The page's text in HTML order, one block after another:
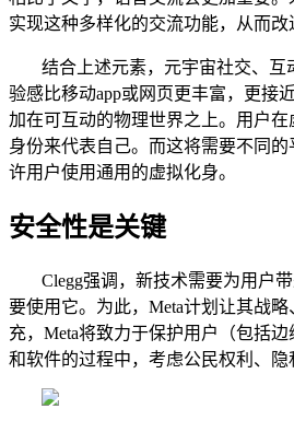
实现这种多样化的交流功能，从而改
结合上述元素，元宇宙社交、互
验感比移动app或网页更丰富，更接
加在可互动的物理世界之上。用户
身份来代表自己。而这将需要不同
许用户使用通用的虚拟化身。
安全性是关键
Clegg强调，新技术需要为用户
要使用它。为此，Meta计划让其战
充，Meta将致力于保护用户（包括
和软件的过程中，考虑公民权利、隐